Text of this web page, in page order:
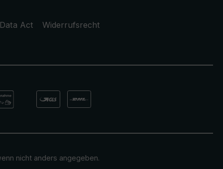
Act
Widerrufsrecht
nicht anders angegeben.